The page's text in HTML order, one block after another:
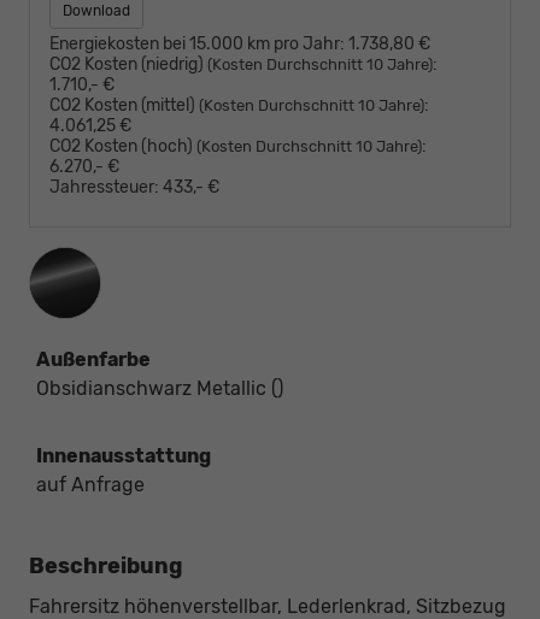
Download
Energiekosten bei 15.000 km pro Jahr: 1.738,80 €
CO2 Kosten (niedrig) (Kosten Durchschnitt 10 Jahre):
1.710,- €
CO2 Kosten (mittel) (Kosten Durchschnitt 10 Jahre):
4.061,25 €
CO2 Kosten (hoch) (Kosten Durchschnitt 10 Jahre):
6.270,- €
Jahressteuer: 433,- €
Außenfarbe
Obsidianschwarz Metallic ()
Innenausstattung
auf Anfrage
Beschreibung
Fahrersitz höhenverstellbar, Lederlenkrad, Sitzbezug